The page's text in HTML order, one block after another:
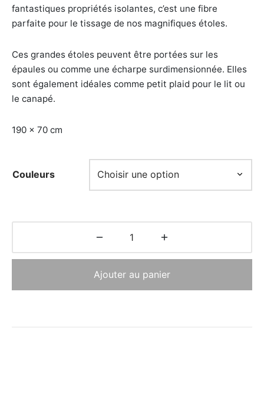
fantastiques propriétés isolantes, c’est une fibre
parfaite pour le tissage de nos magnifiques étoles.
Ces grandes étoles peuvent être portées sur les
épaules ou comme une écharpe surdimensionnée. Elles
sont également idéales comme petit plaid pour le lit ou
le canapé.
190 × 70 cm
Couleurs
Ajouter au panier